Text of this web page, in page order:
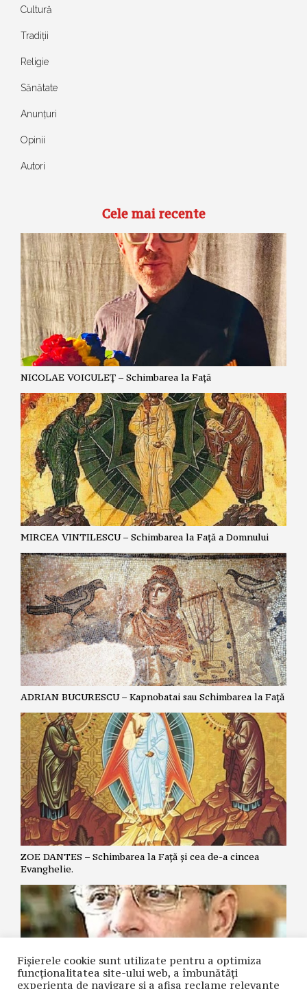
Cultură
Tradiții
Religie
Sănătate
Anunțuri
Opinii
Autori
Cele mai recente
NICOLAE VOICULEȚ – Schimbarea la Față
MIRCEA VINTILESCU – Schimbarea la Față a Domnului
ADRIAN BUCURESCU – Kapnobatai sau Schimbarea la Față
ZOE DANTES – Schimbarea la Față și cea de-a cincea
Evanghelie.
Fișierele cookie sunt utilizate pentru a optimiza
funcţionalitatea site-ului web, a îmbunătăţi
experienţa de navigare şi a afişa reclame relevante